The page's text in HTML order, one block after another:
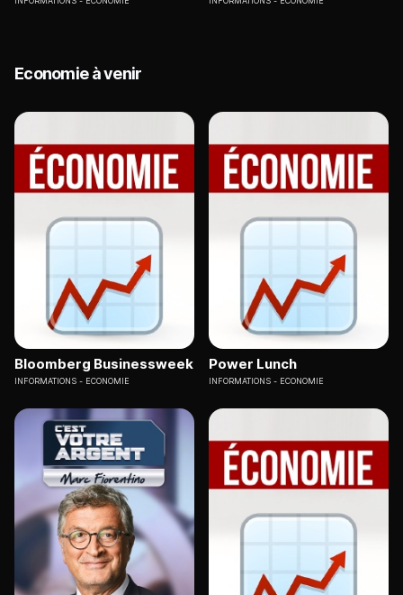
Economie à venir
Bloomberg Businessweek
INFORMATIONS ECONOMIE
Power Lunch
INFORMATIONS ECONOMIE